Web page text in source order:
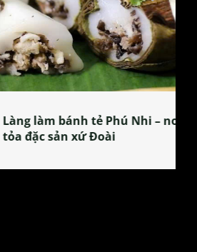
tẻ Phú Nhi – nơi lan
Đoài